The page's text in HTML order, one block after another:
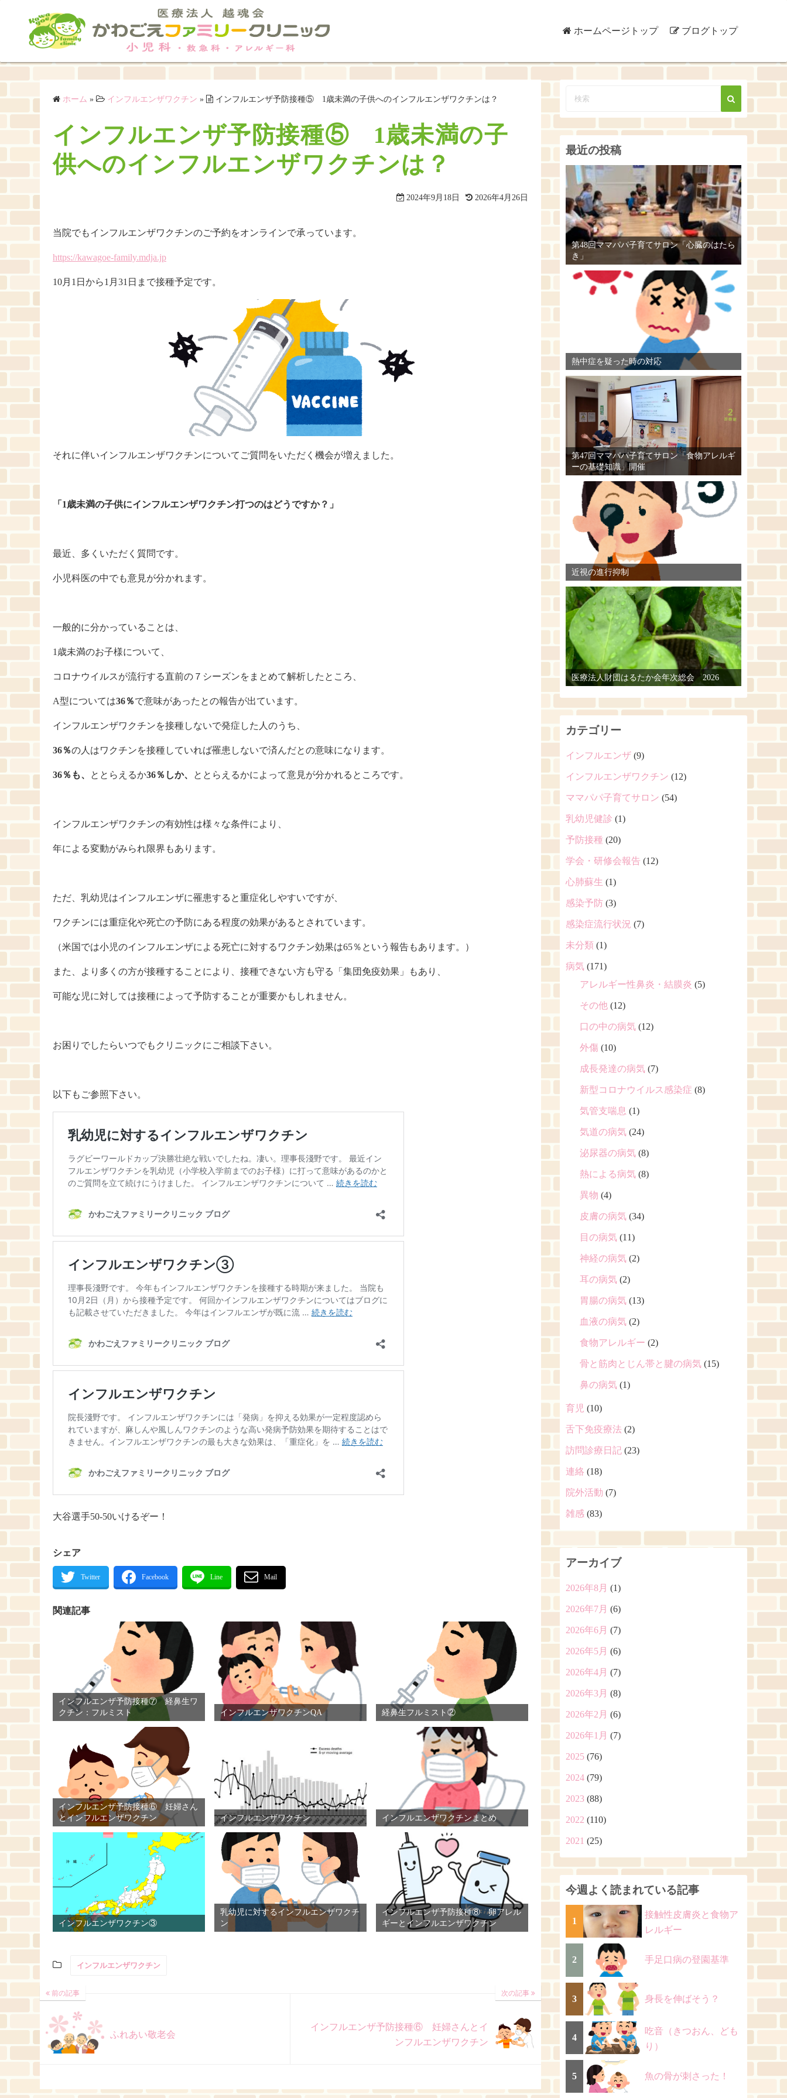
ツ
へ
ス
キ
ホームページトップ ブログトップ
ホーム » インフルエンザワクチン » インフルエンザ予防接種⑤ 1歳未満の子供へのインフルエンザワクチンは？
インフルエンザ予防接種⑤ 1歳未満の子
供へのインフルエンザワクチンは？
2024年9月18日 2026年4月26日
当院でもインフルエンザワクチンのご予約をオンラインで承っています。
https://kawagoe-family.mdja.jp
10月1日から1月31日まで接種予定です。
それに伴いインフルエンザワクチンについてご質問をいただく機会が増えました。
「1歳未満の子供にインフルエンザワクチン打つのはどうですか？」
最近、多くいただく質問です。
小児科医の中でも意見が分かれます。
一般的に分かっていることは、
1歳未満のお子様について、
コロナウイルスが流行する直前の７シーズンをまとめて解析したところ、
A型については36％で意味があったとの報告が出ています。
インフルエンザワクチンを接種しないで発症した人のうち、
36％の人はワクチンを接種していれば罹患しないで済んだとの意味になります。
36％も、 ととらえるか36％しか、 ととらえるかによって意見が分かれるところです。
インフルエンザワクチンの有効性は様々な条件により、
年による変動がみられ限界もあります。
ただ、乳幼児はインフルエンザに罹患すると重症化しやすいですが、
ワクチンには重症化や死亡の予防にある程度の効果があるとされています。
（米国では小児のインフルエンザによる死亡に対するワクチン効果は65％という報告もあります。）
また、より多くの方が接種することにより、接種できない方も守る「集団免疫効果」もあり、
可能な児に対しては接種によって予防することが重要かもしれません。
お困りでしたらいつでもクリニックにご相談下さい。
以下もご参照下さい。
大谷選手50‐50いけるぞー！
シェア
関連記事
インフルエンザ予防接種⑦ 経鼻生ワ
クチン：フルミスト
インフルエンザワクチンQA 経鼻生フルミスト②
インフルエンザ予防接種⑥ 妊婦さん
とインフルエンザワクチン
インフルエンザワクチン インフルエンザワクチンまとめ
インフルエンザワクチン③
乳幼児に対するインフルエンザワクチ
ン
インフルエンザ予防接種⑧ 卵アレル
ギーとインフルエンザワクチン
インフルエンザワクチン
前の記事
ふれあい敬老会
次の記事
インフルエンザ予防接種⑥ 妊婦さんとイ
ンフルエンザワクチン
最近の投稿
第48回ママパパ子育てサロン「心臓のはたら
き」
熱中症を疑った時の対応
第47回ママパパ子育てサロン「食物アレルギ
ーの基礎知識」開催
近視の進行抑制
医療法人財団はるたか会年次総会 2026
カテゴリー
インフルエンザ (9)
インフルエンザワクチン (12)
ママパパ子育てサロン (54)
乳幼児健診 (1)
予防接種 (20)
学会・研修会報告 (12)
心肺蘇生 (1)
感染予防 (3)
感染症流行状況 (7)
未分類 (1)
病気 (171)
アレルギー性鼻炎・結膜炎 (5)
その他 (12)
口の中の病気 (12)
外傷 (10)
成長発達の病気 (7)
新型コロナウイルス感染症 (8)
気管支喘息 (1)
気道の病気 (24)
泌尿器の病気 (8)
熱による病気 (8)
異物 (4)
皮膚の病気 (34)
目の病気 (11)
神経の病気 (2)
耳の病気 (2)
胃腸の病気 (13)
血液の病気 (2)
食物アレルギー (2)
骨と筋肉とじん帯と腱の病気 (15)
鼻の病気 (1)
育児 (10)
舌下免疫療法 (2)
訪問診療日記 (23)
連絡 (18)
院外活動 (7)
雑感 (83)
アーカイブ
2026年8月 (1)
2026年7月 (6)
2026年6月 (7)
2026年5月 (6)
2026年4月 (7)
2026年3月 (8)
2026年2月 (6)
2026年1月 (7)
2025 (76)
2024 (79)
2023 (88)
2022 (110)
2021 (25)
今週よく読まれている記事
1
接触性皮膚炎と食物ア
レルギー
2 手足口病の登園基準
3 身長を伸ばそう？
4
吃音（きつおん、ども
り）
5 魚の骨が刺さった！